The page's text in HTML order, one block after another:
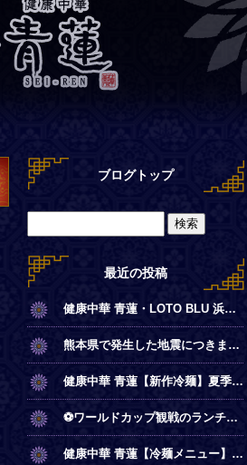
ブログトップ
最近の投稿
健康中華 青蓮・LOTO BLU 浜離宮店【夏季営業時間のお知らせ】
熊本県で発生した地震につきまして
健康中華 青蓮【新作冷麺】夏季限定◎冷やし麻辣麺
⚽ワールドカップ観戦のランチは青蓮で！
健康中華 青蓮【冷麺メニュー】一部店舗にてスタート